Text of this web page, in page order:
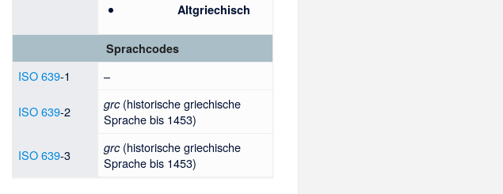
Altgriechisch
Sprachcodes
ISO 639-1 –
ISO 639-2 grc(historische griechische
Sprache bis 1453)
ISO 639-3 grc(historische griechische
Sprache bis 1453)